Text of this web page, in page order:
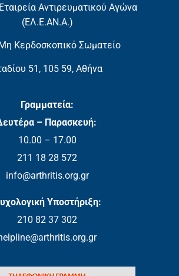
Αντιρευματικού Αγώνα
(EΛ.Ε.ΑΝ.Α.)
Κερδοσκοπικό Σωματείο
51, 105 59, Αθήνα
Γραμματεία:
– Παρασκευή:
10.00 – 17.00
211 18 28 572
info@arthritis.org.gr
Υποστήριξη:
210 82 37 302